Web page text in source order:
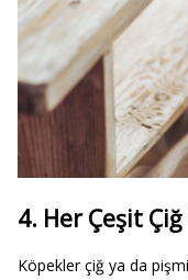
4. Her Çeşit Çiğ
Köpekler çiğ ya da